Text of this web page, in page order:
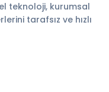
teknoloji, kurumsal
tarafsız ve hızlı